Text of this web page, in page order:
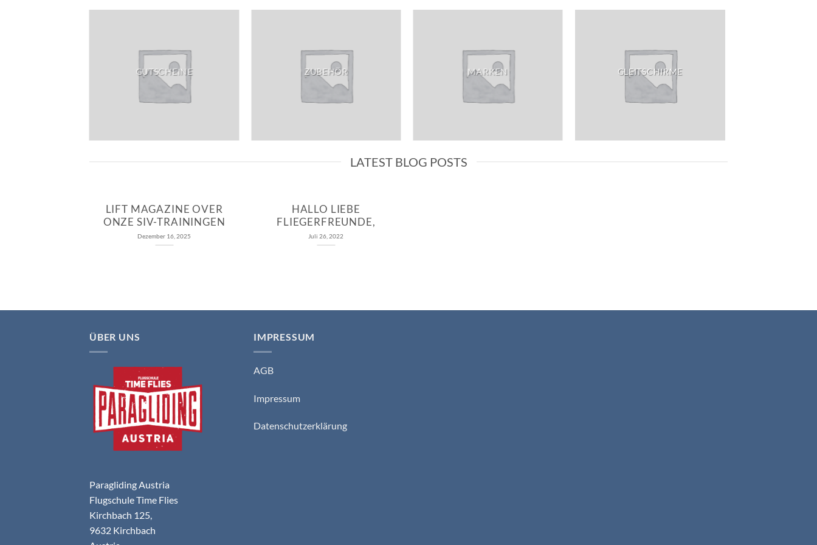
GUTSCHEINE ZUBEHÖR MARKEN GLEITSCHIRME
LATEST BLOG POSTS
LIFT MAGAZINE OVER
ONZE SIV-TRAININGEN
Dezember 16, 2025
HALLO LIEBE
FLIEGERFREUNDE,
Juli 26, 2022
ÜBER UNS
Paragliding Austria
Flugschule Time Flies
Kirchbach 125,
9632 Kirchbach
IMPRESSUM
AGB
Impressum
Datenschutzerklärung